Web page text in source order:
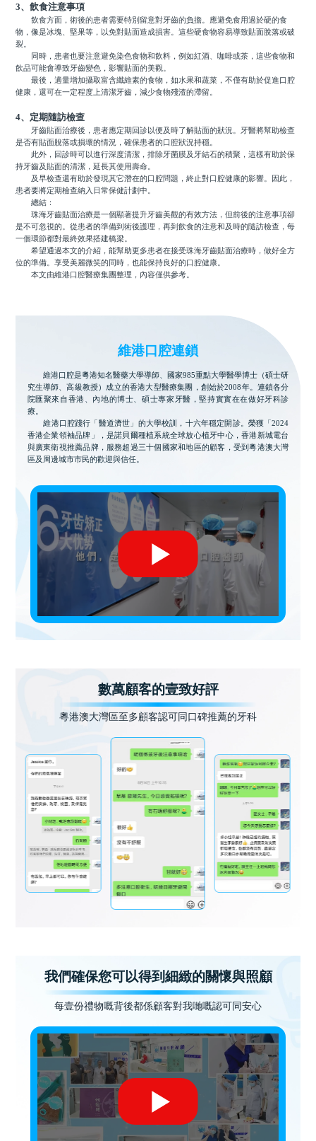
3、飲食注意事項
飲食方面，術後的患者需要特別留意對牙齒的負擔。應避免食用過於硬的食
物，像是冰塊、堅果等，以免對貼面造成損害。這些硬食物容易導致貼面脫落或破
裂。
同時，患者也要注意避免染色食物和飲料，例如紅酒、咖啡或茶，這些食物和
飲品可能會導致牙齒變色，影響貼面的美觀。
最後，適量增加攝取富含纖維素的食物，如水果和蔬菜，不僅有助於促進口腔
健康，還可在一定程度上清潔牙齒，減少食物殘渣的滯留。
4、定期隨訪檢查
牙齒貼面治療後，患者應定期回診以便及時了解貼面的狀況。牙醫將幫助檢查
是否有貼面脫落或損壞的情況，確保患者的口腔狀況持穩。
此外，回診時可以進行深度清潔，排除牙菌膜及牙結石的積聚，這樣有助於保
持牙齒及貼面的清潔，延長其使用壽命。
及早檢查還有助於發現其它潛在的口腔問題，終止對口腔健康的影響。因此，
患者要將定期檢查納入日常保健計劃中。
總結：
珠海牙齒貼面治療是一個顯著提升牙齒美觀的有效方法，但前後的注意事項卻
是不可忽視的。從患者的準備到術後護理，再到飲食的注意和及時的隨訪檢查，每
一個環節都對最終效果搭建橋梁。
希望通過本文的介紹，能幫助更多患者在接受珠海牙齒貼面治療時，做好全方
位的準備。享受美麗微笑的同時，也能保持良好的口腔健康。
本文由維港口腔醫療集團整理，內容僅供參考。
維港口腔連鎖
維港口腔是粵港知名醫藥大學導師、國家985重點大學醫學博士（碩士研
究生導師、高級教授）成立的香港大型醫療集團，創始於2008年。連鎖各分
院匯聚來自香港、內地的博士、碩士專家牙醫，堅持實實在在做好牙科診
療。
維港口腔踐行「醫道濟世」的大學校訓，十六年穩定開診。榮獲「2024
香港企業領袖品牌」，是諾貝爾種植系統全球放心植牙中心，香港新城電台
與廣東衛視推薦品牌，服務超過三十個國家和地區的顧客，受到粵港澳大灣
區及周邊城市市民的歡迎與信任。
數萬顧客的壹致好評
粵港澳大灣區至多顧客認可同口碑推薦的牙科
我們確保您可以得到細緻的關懷與照顧
每壹份禮物嘅背後都係顧客對我哋嘅認可同安心